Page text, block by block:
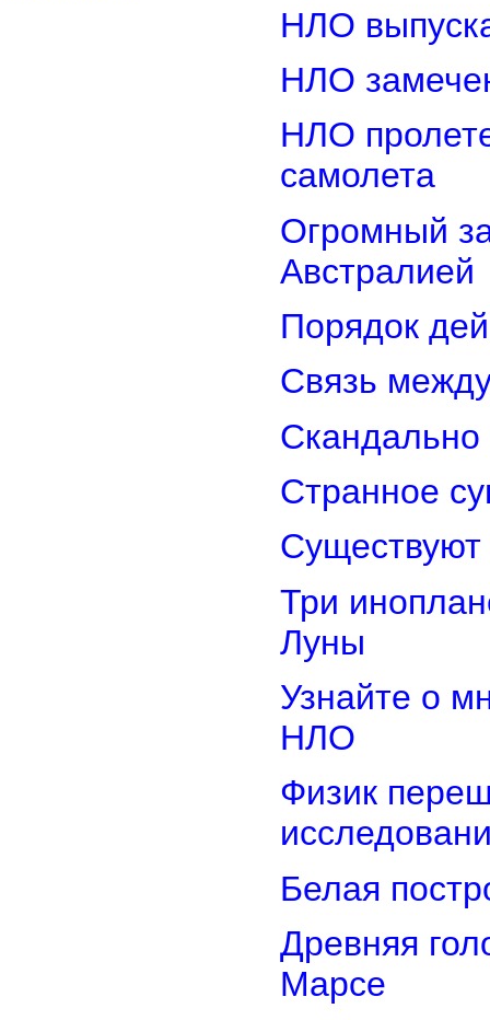
НЛО
НЛО
НЛО
самолета
Огромный
Австралией
Порядок
Связь
Странное
Три
Луны
Узнайте о
НЛО
Физик
Белая
Древняя
Марсе